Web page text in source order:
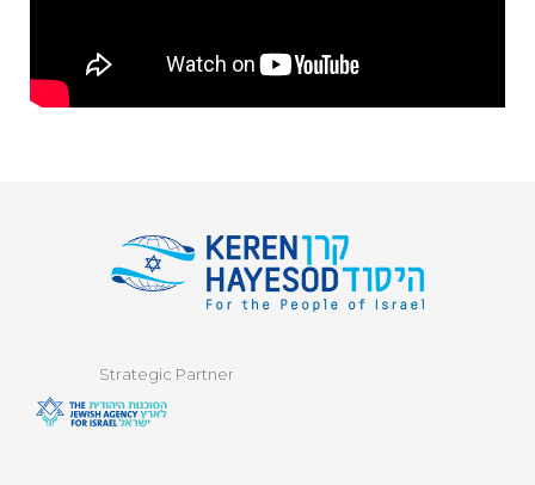
Strategic Partner